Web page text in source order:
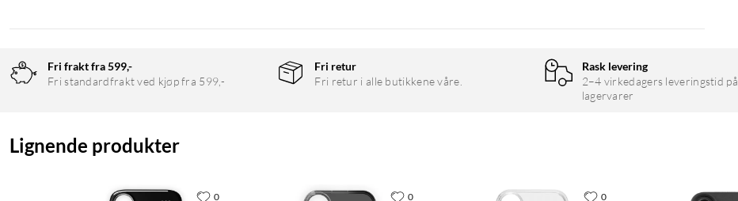
Fri frakt fra 599,-
Fri standardfrakt ved kjøp fra 599,-
Fri retur
Fri retur i alle butikkene våre.
Rask levering
2–4 virkedagers leveringstid på
lagervarer
Lignende produkter
0 0 0